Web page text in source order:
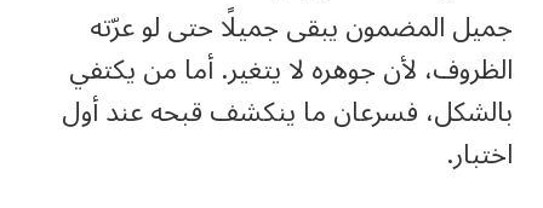
جميل المضمون يبقى جميلًا حتى لو عرّته
الظروف، لأن جوهره لا يتغير. أما من يكتفي
بالشكل، فسرعان ما ينكشف قبحه عند أول
اختبار.